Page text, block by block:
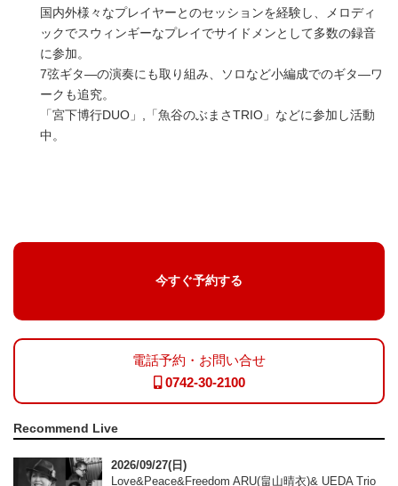
国内外様々なプレイヤーとのセッションを経験し、メロディ
ックでスウィンギーなプレイでサイドメンとして多数の録音
に参加。
7弦ギタ―の演奏にも取り組み、ソロなど小編成でのギタ―ワ
ークも追究。
「宮下博行DUO」,「魚谷のぶまさTRIO」などに参加し活動
中。
今すぐ予約する
電話予約・お問い合せ
0742-30-2100
Recommend Live
2026/09/27(日)
Love&Peace&Freedom ARU(畠山晴衣)& UEDA Trio